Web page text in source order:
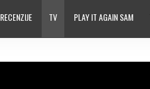
RECENZIJE TV PLAY IT AGAIN SAM